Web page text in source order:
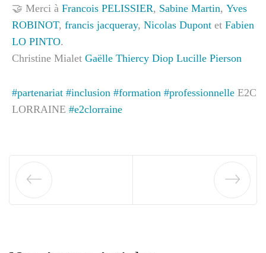
🤝 Merci à Francois PELISSIER, Sabine Martin, Yves
ROBINOT, francis jacqueray, Nicolas Dupont et Fabien
LO PINTO.
Christine Mialet Gaëlle Thiercy Diop Lucille Pierson
#partenariat #inclusion #formation #professionnelle E2C
LORRAINE #e2clorraine